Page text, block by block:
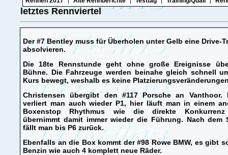
letztes Rennviertel
Der #7 Bentley muss für Überholen unter Gelb eine Drive-
absolvieren.
Die 18te Rennstunde geht ohne große Ereignisse
Bühne. Die Fahrzeuge werden beinahe gleich schnell
Kurs bewegt, weshalb es keine
Christensen übergibt den #117 Porsche an Vanthoor.
verliert man auch wieder P1, hier läuft man in einem
Boxenstop Rhythmus wie die direkte
übernimmt damit immer wieder die Führung. Nach dem
fällt man bis P6 zurück.
Ebenfalls an die Box kommt der #98 Rowe BMW, es gibt
Benzin wie auch 4 komplett neue Räder.